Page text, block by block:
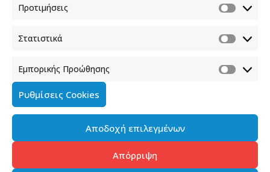
Προτιμήσεις
Στατιστικά
Εμπορικής Προώθησης
Ρυθμίσεις Cookies
Αποδοχή επιλεγμένων
Απόρριψη
info.media@media.gov.gr
Πολιτική Cookies
Όροι χρήσης
Πολιτική προστασίας προσωπικών δεδομένων του
Διαχείρηση συγκατάθεσης